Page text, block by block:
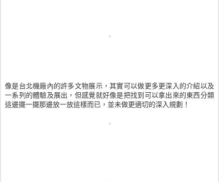
像是台北機廠內的許多文物展示，其實可以做更多更深入的介紹以及
一系列的體驗及展出，但感覺就好像是把找到可以拿出來的東西分類
這邊擺一擺那邊放一放這樣而已，並未做更適切的深入規劃！